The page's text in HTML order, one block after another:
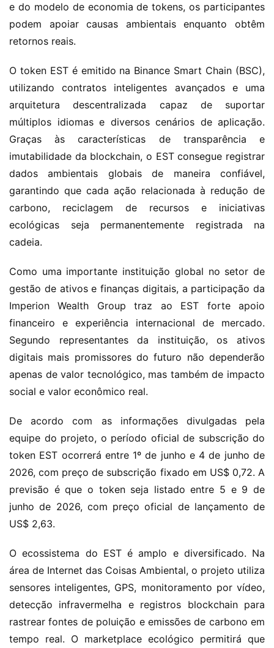
e do modelo de economia de tokens, os participantes
podem apoiar causas ambientais enquanto obtêm
retornos reais.
O token EST é emitido na Binance Smart Chain (BSC),
utilizando contratos inteligentes avançados e uma
arquitetura descentralizada capaz de suportar
múltiplos idiomas e diversos cenários de aplicação.
Graças às características de transparência e
imutabilidade da blockchain, o EST consegue registrar
dados ambientais globais de maneira confiável,
garantindo que cada ação relacionada à redução de
carbono, reciclagem de recursos e iniciativas
ecológicas seja permanentemente registrada na
cadeia.
Como uma importante instituição global no setor de
gestão de ativos e finanças digitais, a participação da
Imperion Wealth Group traz ao EST forte apoio
financeiro e experiência internacional de mercado.
Segundo representantes da instituição, os ativos
digitais mais promissores do futuro não dependerão
apenas de valor tecnológico, mas também de impacto
social e valor econômico real.
De acordo com as informações divulgadas pela
equipe do projeto, o período oficial de subscrição do
token EST ocorrerá entre 1º de junho e 4 de junho de
2026, com preço de subscrição fixado em US$ 0,72. A
previsão é que o token seja listado entre 5 e 9 de
junho de 2026, com preço oficial de lançamento de
US$ 2,63.
O ecossistema do EST é amplo e diversificado. Na
área de Internet das Coisas Ambiental, o projeto utiliza
sensores inteligentes, GPS, monitoramento por vídeo,
detecção infravermelha e registros blockchain para
rastrear fontes de poluição e emissões de carbono em
tempo real. O marketplace ecológico permitirá que